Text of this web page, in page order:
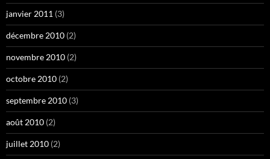
janvier 2011 (3)
décembre 2010 (2)
novembre 2010 (2)
octobre 2010 (2)
septembre 2010 (3)
août 2010 (2)
juillet 2010 (2)